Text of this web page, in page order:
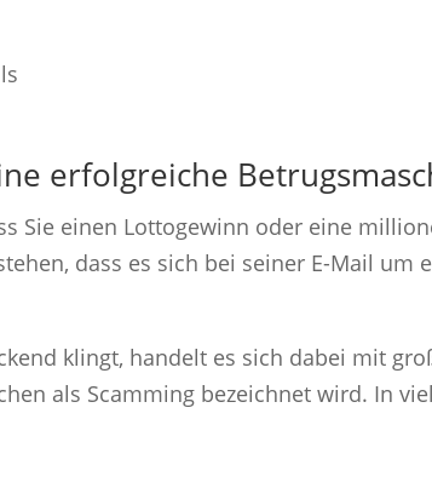
erfolgreiche
Sie einen Lottogewinn oder eine
dass es sich bei seiner E-Mail
klingt, handelt es sich dabei mit
als Scamming bezeichnet wird. In